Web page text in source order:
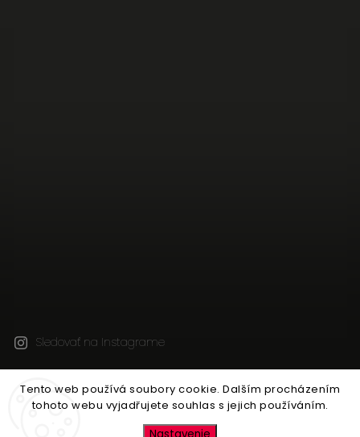
Tento web používá soubory cookie. Dalším procházením
tohoto webu vyjadřujete souhlas s jejich používáním.
Sledovať na Instagrame
Copyright 2026JEN TAK Z LÁSKY. Všetky práva
vyhradené.
Upraviť nastavenie cookies